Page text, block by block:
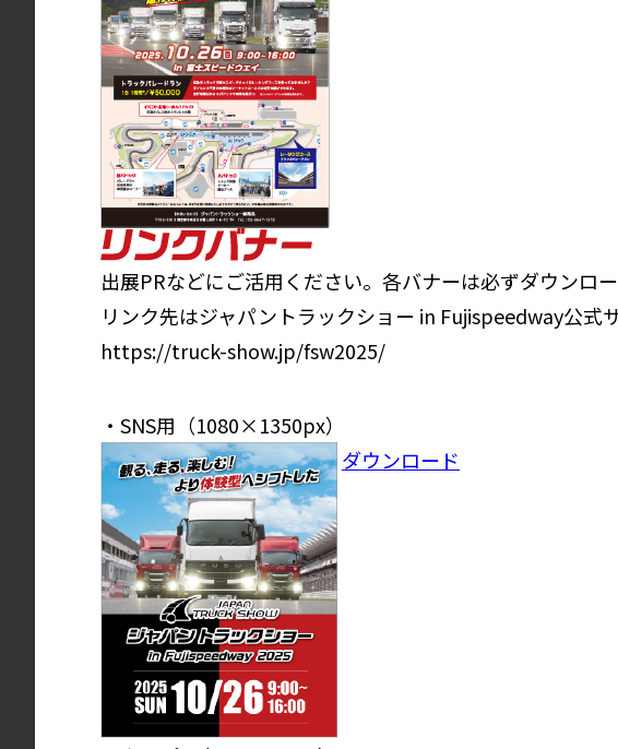
出展PRなどにご活用ください。各バナーは必ずダウンロ
リンク先はジャパントラックショー in Fujispeedway公式
https://truck-show.jp/fsw2025/
・SNS用（1080×1350px）
ダウンロード